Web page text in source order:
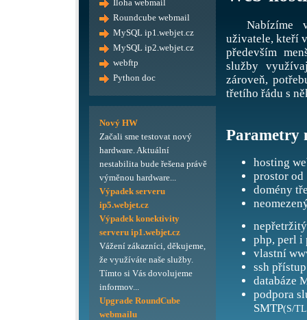
Nabízíme
uživatele, kteří
především
služby
zároveň,
třetího řádu s
Parametry
hosting
prostor od
domény
php, perl i
vlastní
ssh přístup
databáze
podpora
SMTP(S/
Iloha webmail
Roundcube webmail
MySQL ip1.webjet.cz
MySQL ip2.webjet.cz
webftp
Python doc
Nový HW
Začali sme testovat nový
hardware. Aktuální
nestabilita bude řešena právě
výměnou hardware...
Výpadek serveru
ip5.webjet.cz
Výpadek konektivity
serveru ip1.webjet.cz
Vážení zákazníci, děkujeme,
že využíváte naše služby.
Tímto si Vás dovolujeme
informov...
Upgrade RoundCube
webmailu